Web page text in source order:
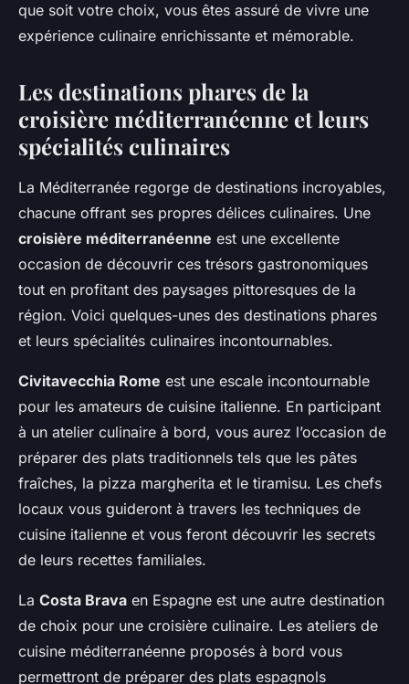
que soit votre choix, vous êtes assuré de vivre une
expérience culinaire enrichissante et mémorable.
Les destinations phares de la
croisière méditerranéenne et leurs
spécialités culinaires
La Méditerranée regorge de destinations incroyables,
chacune offrant ses propres délices culinaires. Une
croisière méditerranéenne est une excellente
occasion de découvrir ces trésors gastronomiques
tout en profitant des paysages pittoresques de la
région. Voici quelques-unes des destinations phares
et leurs spécialités culinaires incontournables.
Civitavecchia Rome est une escale incontournable
pour les amateurs de cuisine italienne. En participant
à un atelier culinaire à bord, vous aurez l’occasion de
préparer des plats traditionnels tels que les pâtes
fraîches, la pizza margherita et le tiramisu. Les chefs
locaux vous guideront à travers les techniques de
cuisine italienne et vous feront découvrir les secrets
de leurs recettes familiales.
La Costa Brava en Espagne est une autre destination
de choix pour une croisière culinaire. Les ateliers de
cuisine méditerranéenne proposés à bord vous
permettront de préparer des plats espagnols